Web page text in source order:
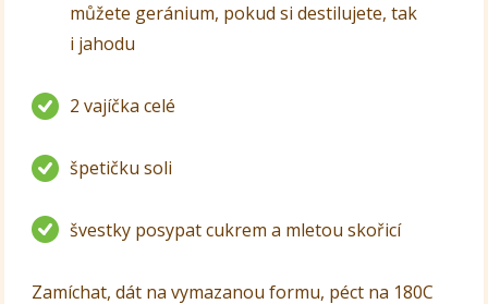
můžete geránium, pokud si destilujete, tak
i jahodu
2 vajíčka celé
špetičku soli
švestky posypat cukrem a mletou skořicí
Zamíchat, dát na vymazanou formu, péct na 180C